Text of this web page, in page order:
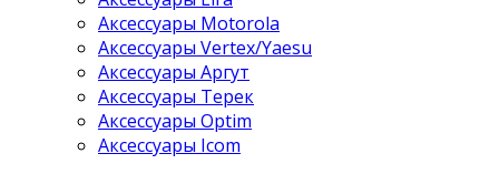
Аксессуары Motorola
Аксессуары Vertex/Yaesu
Аксессуары Аргут
Аксессуары Терек
Аксессуары Optim
Аксессуары Icom